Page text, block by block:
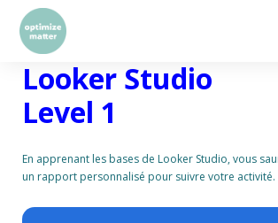
Looker Studio
Level 1
En apprenant les bases de Looker Studio, vous
un rapport personnalisé pour suivre votre activité.